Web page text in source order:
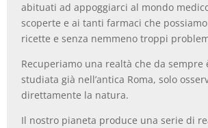
abituati ad appoggiarci al mondo
scoperte e ai tanti farmaci che
ricette e senza nemmeno troppi
Recuperiamo una realtà che da sempre
studiata già nell’antica Roma, solo
direttamente la natura.
Il nostro pianeta produce una serie di